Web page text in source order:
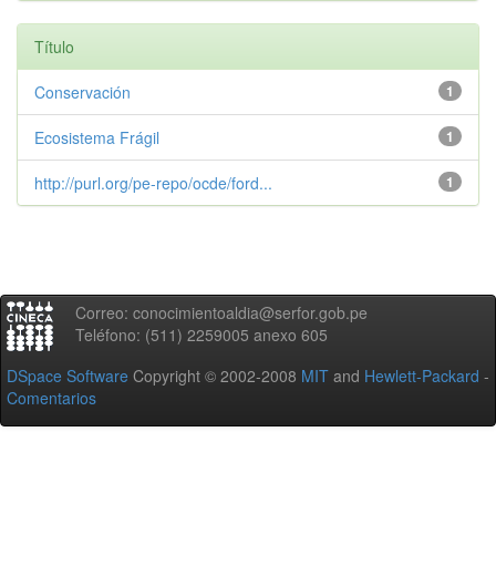
Título
1
Conservación
1
Ecosistema Frágil
1
http://purl.org/pe-repo/ocde/ford...
Correo: conocimientoaldia@serfor.gob.pe
Teléfono: (511) 2259005 anexo 605
DSpace Software Copyright © 2002-2008 MIT and Hewlett-Packard -
Comentarios